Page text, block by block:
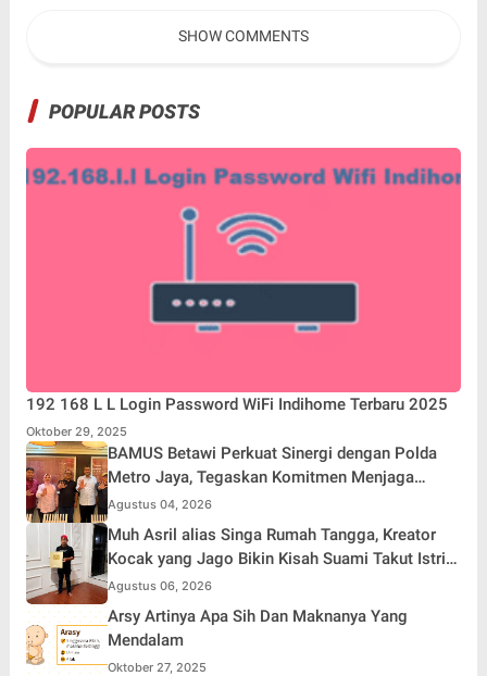
Kepercayaan Diri di DuniaSHOW COMMENTS
POPULAR POSTS
192 168 L L Login Password WiFi Indihome Terbaru 2025
Oktober 29, 2025
BAMUS Betawi Perkuat Sinergi dengan Polda
Metro Jaya, Tegaskan Komitmen Menjaga
Jakarta Aman, Damai, dan Kondusif Jelang HUT
ke-81 Republik Indonesia
Agustus 04, 2026
Muh Asril alias Singa Rumah Tangga, Kreator
Kocak yang Jago Bikin Kisah Suami Takut Istri
Jadi Hiburan
Agustus 06, 2026
Arsy Artinya Apa Sih Dan Maknanya Yang
Mendalam
Oktober 27, 2025